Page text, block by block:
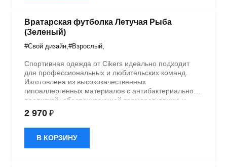
Вратарская футболка Летучая Рыба
(Зеленый)
#Свой дизайн #Взрослый
Спортивная одежда от Cikers идеально подходит
для профессиональных и любительских команд.
Изготовлена из высококачественных
гипоаллергенных материалов с антибактериальной
пропиткой, обеспечивающей терморегуляцию и
быстрое влагоотведение. Одежда обладает
эластичностью в 5 направлениях и стильным
дизайном.
2 970 ₽
В КОРЗИНУ